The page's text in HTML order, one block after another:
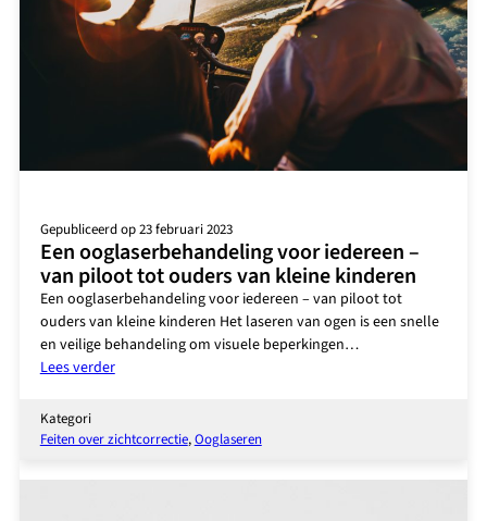
Gepubliceerd op 23 februari 2023
Een ooglaserbehandeling voor iedereen –
van piloot tot ouders van kleine kinderen
Een ooglaserbehandeling voor iedereen – van piloot tot
ouders van kleine kinderen Het laseren van ogen is een snelle
en veilige behandeling om visuele beperkingen…
Lees verder:
voor
Kategori
Feiten over zichtcorrectie, Ooglaseren